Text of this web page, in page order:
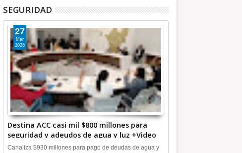
SEGURIDAD
Destina ACC casi mil $800 millones para
seguridad y adeudos de agua y luz +Video
27
Mar
2026
Canaliza $930 millones para pago de deudas de agua y